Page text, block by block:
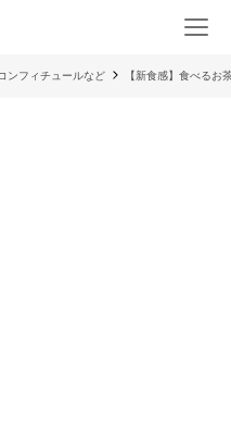
ンフィチュールなど 【新食感】食べるお